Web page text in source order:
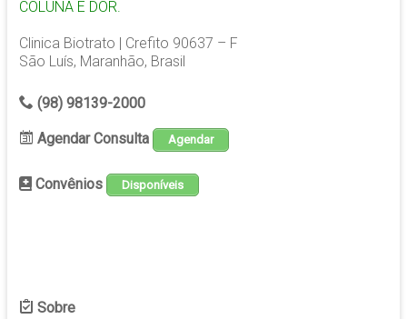
COLUNA E DOR.
Clinica Biotrato | Crefito 90637 – F
São Luís, Maranhão, Brasil
(98) 98139-2000
Agendar Consulta Agendar
Convênios Disponíveis
Sobre